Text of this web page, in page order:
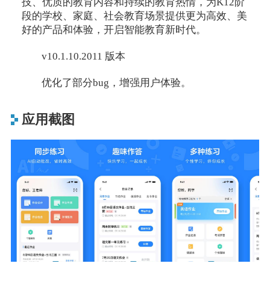
段的学校、家庭、社会教育场景提供更为高效、美
好的产品和体验，开启智能教育新时代。
v10.1.10.2011 版本
优化了部分bug，增强用户体验。
应用截图